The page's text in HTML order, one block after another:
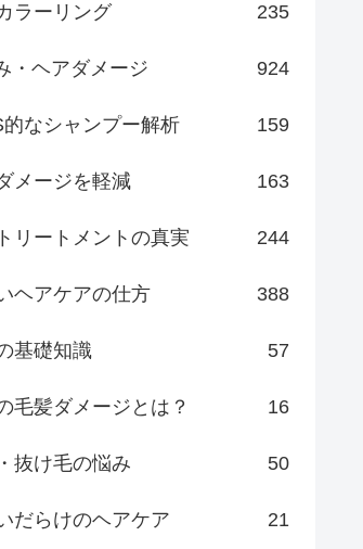
ラーリング 235
・ヘアダメージ 924
的なシャンプー解析 159
メージを軽減 163
リートメントの真実 244
ヘアケアの仕方 388
基礎知識 57
毛髪ダメージとは？ 16
抜け毛の悩み 50
だらけのヘアケア 21